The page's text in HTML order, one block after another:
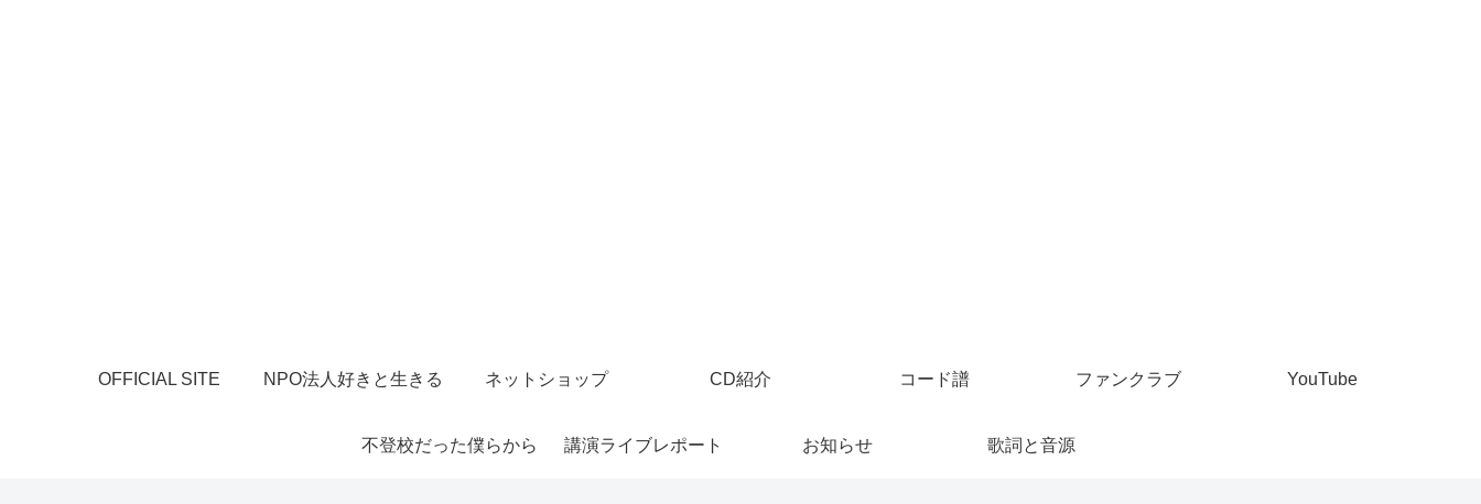
OFFICIAL SITE NPO法人好きと生きる ネットショップ CD紹介 コード譜 ファンクラブ YouTube
不登校だった僕らから 講演ライブレポート お知らせ 歌詞と音源